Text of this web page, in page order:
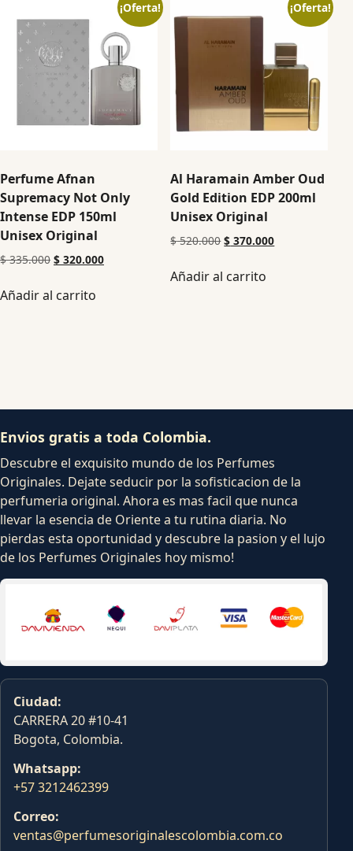
¡Oferta!
Perfume Afnan
Supremacy Not Only
Intense EDP 150ml
Unisex Original
$335.000 $ 320.000
Añadir al carrito
¡Oferta!
Al Haramain Amber Oud
Gold Edition EDP 200ml
Unisex Original
$520.000 $ 370.000
Añadir al carrito
Envios gratis a toda Colombia.
Descubre el exquisito mundo de los Perfumes
Originales. Dejate seducir por la sofisticacion de la
perfumeria original. Ahora es mas facil que nunca
llevar la esencia de Oriente a tu rutina diaria. No
pierdas esta oportunidad y descubre la pasion y el lujo
de los Perfumes Originales hoy mismo!
Ciudad:
CARRERA 20 #10-41
Bogota, Colombia.
Whatsapp:
+57 3212462399
Correo:
ventas@perfumesoriginalescolombia.com.co